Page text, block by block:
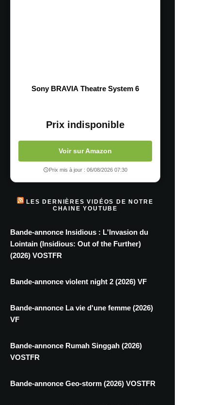
Sony BRAVIA Theatre System 6
Prix indisponible
Voir sur Amazon
Prix mis à jour : 06/08/2026 07:30
LES DERNIÈRES VIDÉOS DE NOTRE
CHAINE YOUTUBE
Bande-annonce Insidious : L'Invasion du
Lointain (Insidious: Out of the Further)
(2026) VOSTFR
Bande-annonce violent night 2 (2026) VF
Bande-annonce La vie d'une femme (2026)
VF
Bande-annonce Rumah Singgah (2026)
VOSTFR
Bande-annonce Geo-storm (2026) VOSTFR